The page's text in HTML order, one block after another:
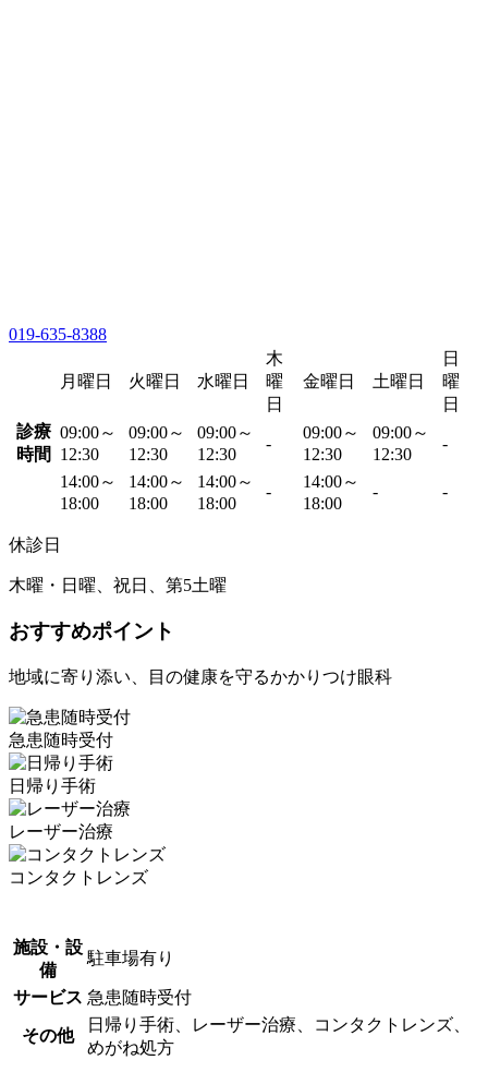
019-635-8388
月曜日 火曜日 水曜日
木
曜
日
金曜日 土曜日
日
曜
日
診療
時間
09:00～
12:30
09:00～
12:30
09:00～
12:30
-
09:00～
12:30
09:00～
12:30
-
14:00～
18:00
14:00～
18:00
14:00～
18:00
-
14:00～
18:00
- -
休診日
木曜・日曜、祝日、第5土曜
おすすめポイント
地域に寄り添い、目の健康を守るかかりつけ眼科
急患随時受付
日帰り手術
レーザー治療
コンタクトレンズ
施設・設
備
駐車場有り
サービス 急患随時受付
その他
日帰り手術、レーザー治療、コンタクトレンズ、
めがね処方